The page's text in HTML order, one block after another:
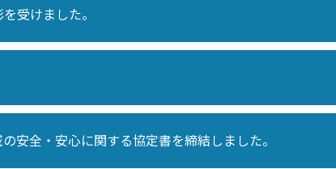
受けました。
安全・安心に関する協定書を締結しました。